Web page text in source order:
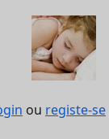
ou registe-se